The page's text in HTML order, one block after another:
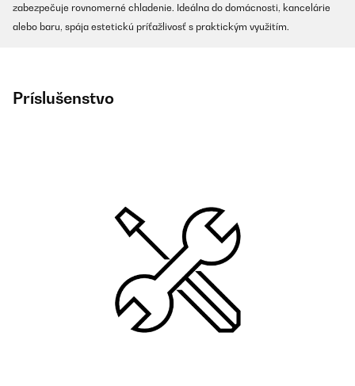
zabezpečuje rovnomerné chladenie. Ideálna do domácnosti, kancelárie
alebo baru, spája estetickú príťažlivosť s praktickým využitím.
Príslušenstvo